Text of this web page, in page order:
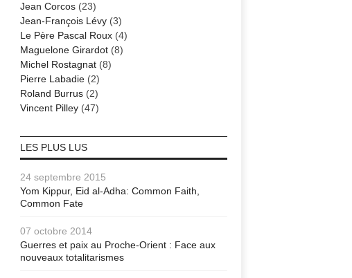
Jean Corcos(23)
Jean-François Lévy(3)
Le Père Pascal Roux(4)
Maguelone Girardot(8)
Michel Rostagnat(8)
Pierre Labadie(2)
Roland Burrus(2)
Vincent Pilley(47)
LES PLUS LUS
24 septembre 2015
Yom Kippur, Eid al-Adha: Common Faith,
Common Fate
07 octobre 2014
Guerres et paix au Proche-Orient : Face aux
nouveaux totalitarismes